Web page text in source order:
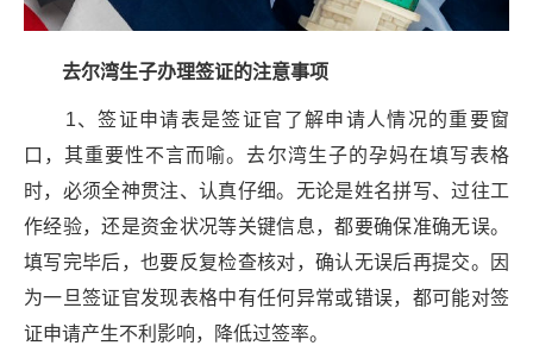
去尔湾生子办理签证的注意事项
1、签证申请表是签证官了解申请人情况的重要窗
口，其重要性不言而喻。去尔湾生子的孕妈在填写表格
时，必须全神贯注、认真仔细。无论是姓名拼写、过往工
作经验，还是资金状况等关键信息，都要确保准确无误。
填写完毕后，也要反复检查核对，确认无误后再提交。因
为一旦签证官发现表格中有任何异常或错误，都可能对签
证申请产生不利影响，降低过签率。